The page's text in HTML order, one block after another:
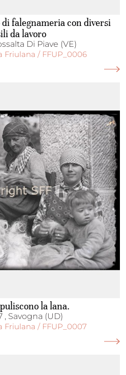
falegnameria con diversi
da lavoro
Di Piave (VE)
Friulana / FFUP_0006
la lana.
, Savogna (UD)
Friulana / FFUP_0007